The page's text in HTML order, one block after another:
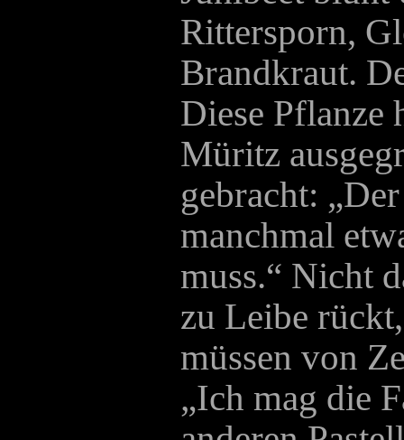
Rittersporn,
Brandkraut.
Diese Pflanze
Müritz
gebracht:
manchmal
muss.“ Nicht
zu Leibe
müssen von
„Ich mag die